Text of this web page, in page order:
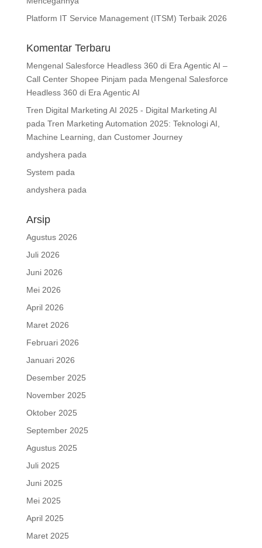
Platform IT Service Management (ITSM) Terbaik 2026
Komentar Terbaru
Mengenal Salesforce Headless 360 di Era Agentic AI –
Call Center Shopee Pinjam pada Mengenal Salesforce
Headless 360 di Era Agentic AI
Tren Digital Marketing AI 2025 - Digital Marketing AI
pada Tren Marketing Automation 2025: Teknologi AI,
Machine Learning, dan Customer Journey
andyshera pada
System pada
andyshera pada
Arsip
Agustus 2026
Juli 2026
Juni 2026
Mei 2026
April 2026
Maret 2026
Februari 2026
Januari 2026
Desember 2025
November 2025
Oktober 2025
September 2025
Agustus 2025
Juli 2025
Juni 2025
Mei 2025
April 2025
Maret 2025